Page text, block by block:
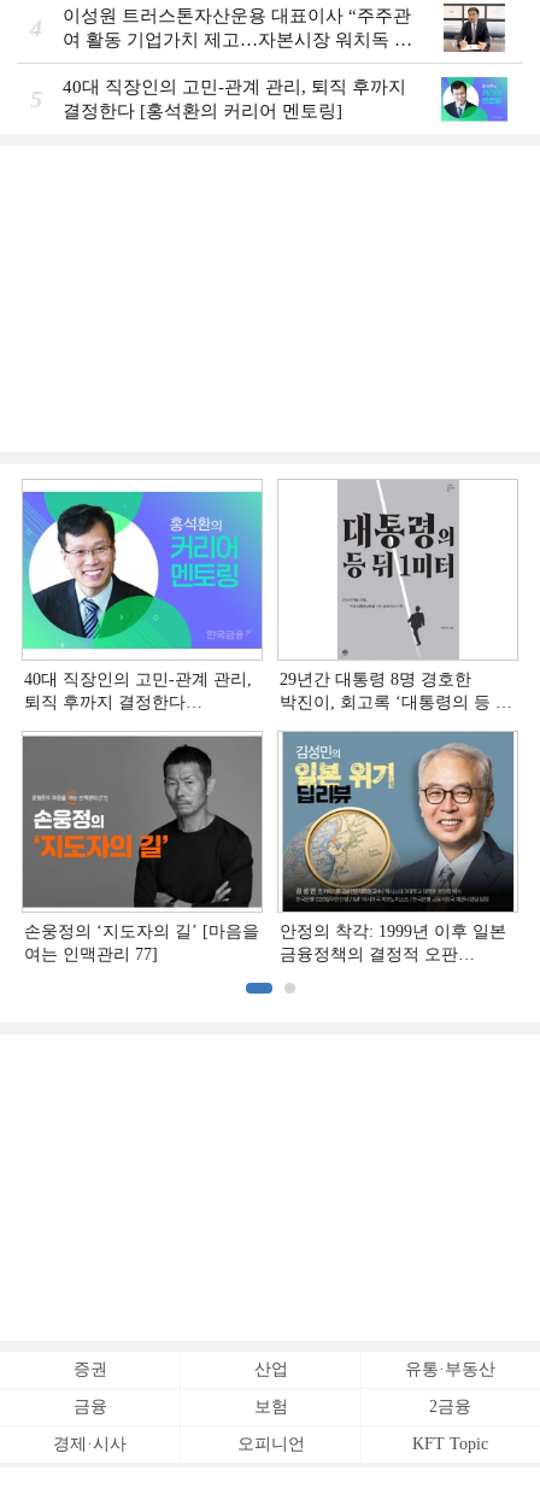
4
이성원 트러스톤자산운용 대표이사 “주주관
여 활동 기업가치 제고…자본시장 워치독 역
할”
5
40대 직장인의 고민-관계 관리, 퇴직 후까지
결정한다 [홍석환의 커리어 멘토링]
40대 직장인의 고민-관계 관리,
퇴직 후까지 결정한다
29년간 대통령 8명 경호한
박진이, 회고록 ‘대통령의 등 뒤
손웅정의 ‘지도자의 길’ [마음을
여는 인맥관리 77]
안정의 착각: 1999년 이후 일본
금융정책의 결정적 오판
증권 산업 유통·부동산
금융 보험 2금융
경제·시사 오피니언 KFT Topic